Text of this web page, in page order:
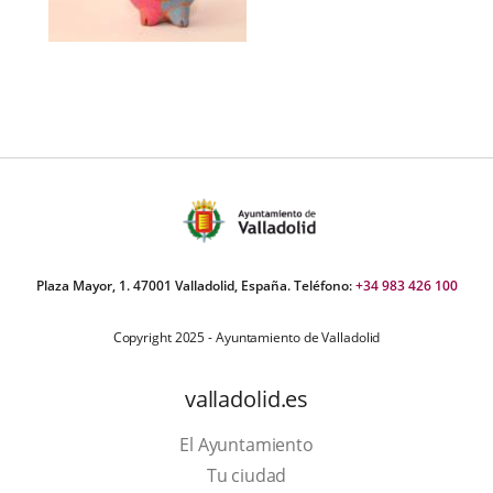
Plaza Mayor, 1. 47001 Valladolid, España. Teléfono:+34 983 426 100
Copyright 2025 - Ayuntamiento de Valladolid
valladolid.es
El Ayuntamiento
Tu ciudad